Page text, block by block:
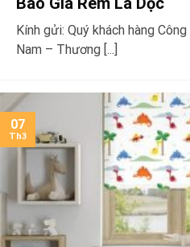
Kính gửi: Quý khách hàng
Nam – Thương [...]
07
Th3